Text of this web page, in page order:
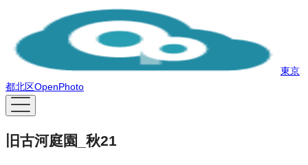
東京
都北区OpenPhoto
旧古河庭園_秋21